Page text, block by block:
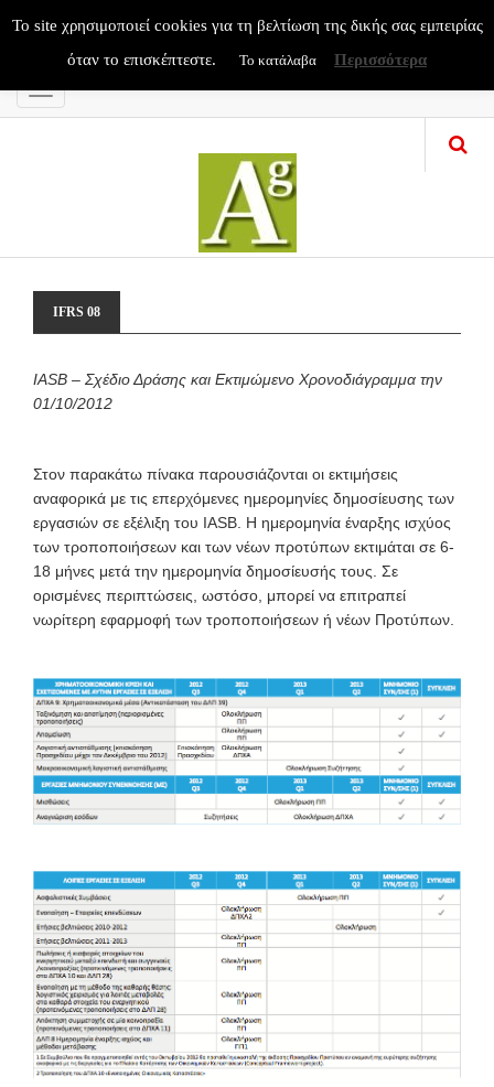
Menu
IFRS 08
IASB – Σχέδιο Δράσης και Εκτιμώμενο Χρονοδιάγραμμα την
01/10/2012
Στον παρακάτω πίνακα παρουσιάζονται οι εκτιμήσεις
αναφορικά με τις επερχόμενες ημερομηνίες δημοσίευσης των
εργασιών σε εξέλιξη του IASB. Η ημερομηνία έναρξης ισχύος
των τροποποιήσεων και των νέων προτύπων εκτιμάται σε 6-
18 μήνες μετά την ημερομηνία δημοσίευσής τους. Σε
ορισμένες περιπτώσεις, ωστόσο, μπορεί να επιτραπεί
νωρίτερη εφαρμοφή των τροποποιήσεων ή νέων Προτύπων.
To site χρησιμοποιεί cookies για τη βελτίωση της δικής σας εμπειρίας
όταν το επισκέπτεστε.
Το κατάλαβα Περισσότερα